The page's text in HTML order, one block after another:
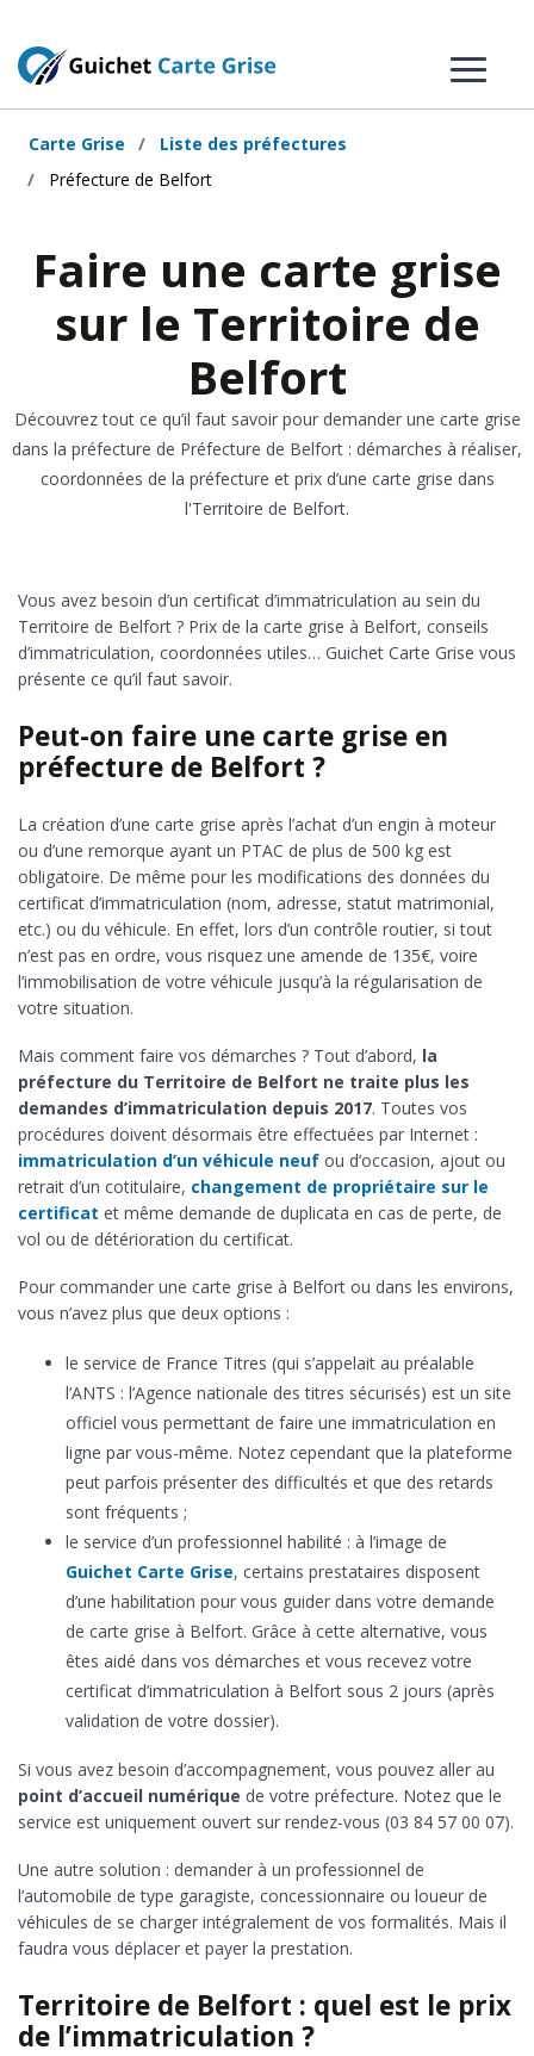
Carte Grise
Liste des préfectures
Préfecture de Belfort
Faire une carte grise
sur le Territoire de
Belfort
Découvrez tout ce qu’il faut savoir pour demander une carte grise
dans la préfecture de Préfecture de Belfort : démarches à réaliser,
coordonnées de la préfecture et prix d’une carte grise dans
l'Territoire de Belfort.
Vous avez besoin d’un certificat d’immatriculation au sein du
Territoire de Belfort ? Prix de la carte grise à Belfort, conseils
d’immatriculation, coordonnées utiles… Guichet Carte Grise vous
présente ce qu’il faut savoir.
Peut-on faire une carte grise en
préfecture de Belfort ?
La création d’une carte grise après l’achat d’un engin à moteur
ou d’une remorque ayant un PTAC de plus de 500 kg est
obligatoire. De même pour les modifications des données du
certificat d’immatriculation (nom, adresse, statut matrimonial,
etc.) ou du véhicule. En effet, lors d’un contrôle routier, si tout
n’est pas en ordre, vous risquez une amende de 135€, voire
l’immobilisation de votre véhicule jusqu’à la régularisation de
votre situation.
Mais comment faire vos démarches ? Tout d’abord, la
préfecture du Territoire de Belfort ne traite plus les
demandes d’immatriculation depuis 2017. Toutes vos
procédures doivent désormais être effectuées par Internet :
immatriculation d’un véhicule neuf ou d’occasion, ajout ou
retrait d’un cotitulaire, changement de propriétaire sur le
certificat et même demande de duplicata en cas de perte, de
vol ou de détérioration du certificat.
Pour commander une carte grise à Belfort ou dans les environs,
vous n’avez plus que deux options :
le service de France Titres (qui s’appelait au préalable
l’ANTS : l’Agence nationale des titres sécurisés) est un site
officiel vous permettant de faire une immatriculation en
ligne par vous-même. Notez cependant que la plateforme
peut parfois présenter des difficultés et que des retards
sont fréquents ;
le service d’un professionnel habilité : à l’image de
Guichet Carte Grise, certains prestataires disposent
d’une habilitation pour vous guider dans votre demande
de carte grise à Belfort. Grâce à cette alternative, vous
êtes aidé dans vos démarches et vous recevez votre
certificat d’immatriculation à Belfort sous 2 jours (après
validation de votre dossier).
Si vous avez besoin d’accompagnement, vous pouvez aller au
point d’accueil numérique de votre préfecture. Notez que le
service est uniquement ouvert sur rendez-vous (03 84 57 00 07).
Une autre solution : demander à un professionnel de
l’automobile de type garagiste, concessionnaire ou loueur de
véhicules de se charger intégralement de vos formalités. Mais il
faudra vous déplacer et payer la prestation.
Territoire de Belfort : quel est le prix
de l’immatriculation ?